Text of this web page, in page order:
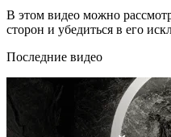
В этом видео можно
сторон и убедиться в его
Последние видео